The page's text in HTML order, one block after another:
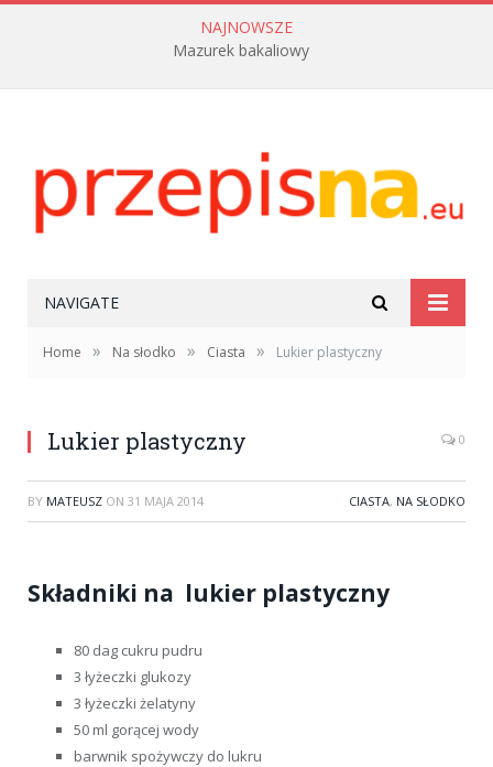
NAJNOWSZE
Mazurek bakaliowy
NAVIGATE
Home » Na słodko » Ciasta » Lukier plastyczny
Lukier plastyczny 0
BY MATEUSZ ON 31 MAJA 2014 CIASTA, NA SŁODKO
Składniki na lukier plastyczny
80 dag cukru pudru
3 łyżeczki glukozy
3 łyżeczki żelatyny
50 ml gorącej wody
barwnik spożywczy do lukru